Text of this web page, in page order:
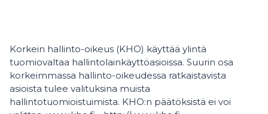
Korkein hallinto-oikeus (KHO) käyttää ylintä
tuomiovaltaa hallintolainkäyttöasioissa. Suurin osa
korkeimmassa hallinto-oikeudessa ratkaistavista
asioista tulee valituksina muista
hallintotuomioistuimista. KHO:n päätöksistä ei voi